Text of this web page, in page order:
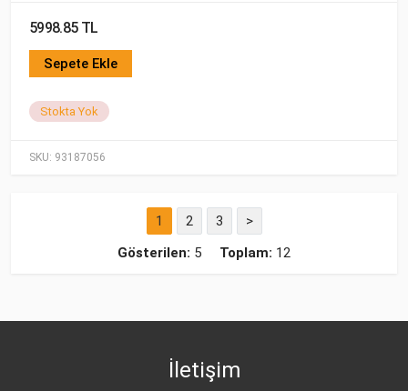
SKU: 93187056
5998.85 TL
Sepete Ekle
Stokta Yok
1 2 3
>
Gösterilen: 5 Toplam: 12
İletişim